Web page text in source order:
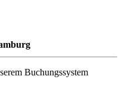
Buchungssystem